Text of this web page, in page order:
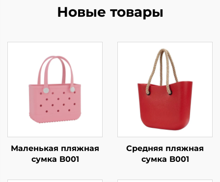
Новые товары
Маленькая пляжная
сумка B001
Средняя пляжная
сумка B001